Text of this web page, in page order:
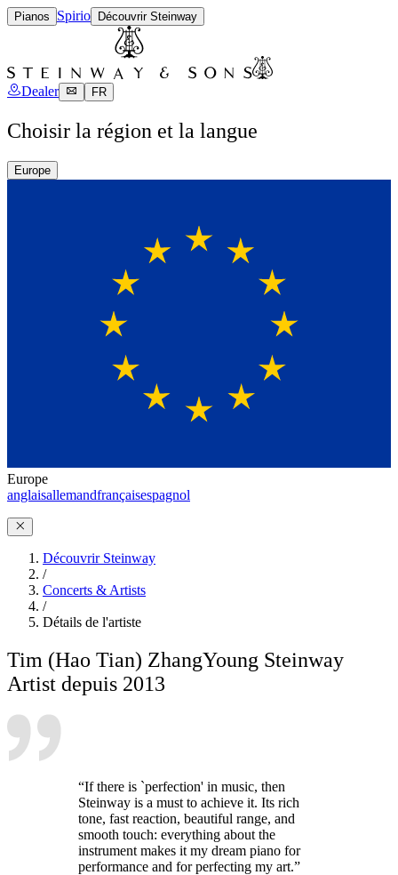
Pianos Spirio Découvrir Steinway
Dealer FR
Choisir la région et la langue
Europe
Europe
anglaisallemandfrançaisespagnol
Découvrir Steinway
/
Concerts & Artists
/
Détails de l'artiste
Tim (Hao Tian) ZhangYoung Steinway
Artist depuis 2013
“If there is `perfection' in music, then
Steinway is a must to achieve it. Its rich
tone, fast reaction, beautiful range, and
smooth touch: everything about the
instrument makes it my dream piano for
performance and for perfecting my art.”